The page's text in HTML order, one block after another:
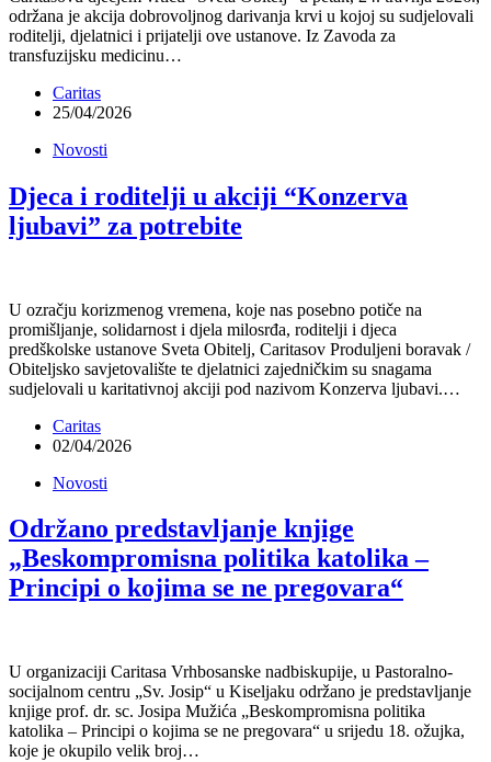
održana je akcija dobrovoljnog darivanja krvi u kojoj su sudjelovali
roditelji, djelatnici i prijatelji ove ustanove. Iz Zavoda za
transfuzijsku medicinu…
Caritas
25/04/2026
Novosti
Djeca i roditelji u akciji “Konzerva
ljubavi” za potrebite
U ozračju korizmenog vremena, koje nas posebno potiče na
promišljanje, solidarnost i djela milosrđa, roditelji i djeca
predškolske ustanove Sveta Obitelj, Caritasov Produljeni boravak /
Obiteljsko savjetovalište te djelatnici zajedničkim su snagama
sudjelovali u karitativnoj akciji pod nazivom Konzerva ljubavi.…
Caritas
02/04/2026
Novosti
Održano predstavljanje knjige
„Beskompromisna politika katolika –
Principi o kojima se ne pregovara“
U organizaciji Caritasa Vrhbosanske nadbiskupije, u Pastoralno-
socijalnom centru „Sv. Josip“ u Kiseljaku održano je predstavljanje
knjige prof. dr. sc. Josipa Mužića „Beskompromisna politika
katolika – Principi o kojima se ne pregovara“ u srijedu 18. ožujka,
koje je okupilo velik broj…